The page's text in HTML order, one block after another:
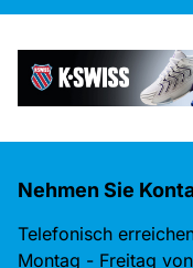
Nehmen Sie
Telefonisch
Montag - Freitag